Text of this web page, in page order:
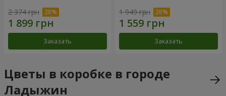
2 374 грн
Заказать
1 949 грн
Заказать
Цветы в коробке в городе
Ладыжин